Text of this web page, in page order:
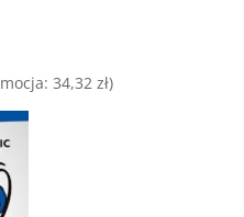
34,32 zł)